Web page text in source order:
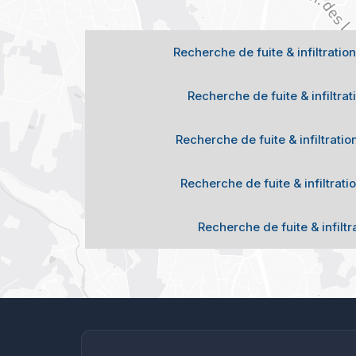
Recherche de fuite &
Recherche de fuite &
Recherche de fuite &
Recherche de fuite &
Recherche de fuite &